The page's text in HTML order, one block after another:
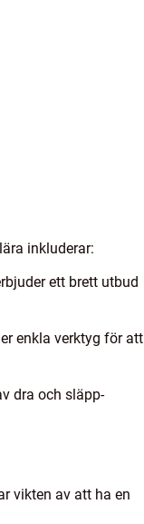
inkluderar:
ett brett utbud
enkla verktyg för att
dra och släpp-
vikten av att ha en